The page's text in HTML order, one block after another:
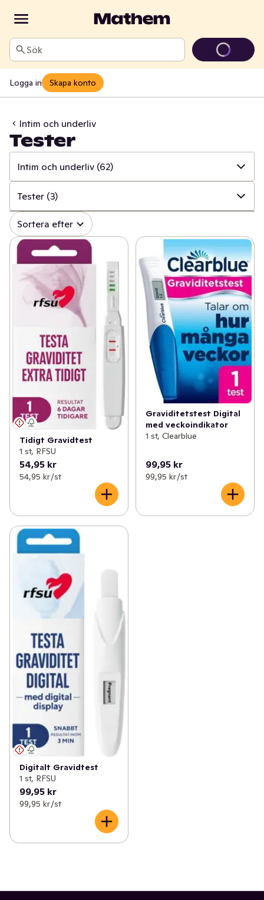
Sök
Logga in Skapa konto
Intim och underliv
Tester
Intim och underliv (62)
✓ Alla (843)
✓ Mun och tänder
✓ Sår, bett och stick
(15)
Sex och lust (2)
Händer och fötter (63)
Hudvård (163)
✓ Hårvård (169)
✓ Intim och underliv (62)
✓ Ansiktsvård (97)
✓ Kost och hälsa
✓ Förkylning
Vitaminer och kosttillskott
✓ Åldersgräns 18+ receptfria läkemedel
✓ Ögon och öron
Tester (3)
✓ Alla (62)
✓ Intimhygien och mensskydd
Rengöring (4)
Intimrakning (5)
Sortera efter
Tidigt Gravidtest
1 st, RFSU
54,95 kr
54,95 kr /st
Graviditetstest Digital
med veckoindikator
1 st, Clearblue
99,95 kr
99,95 kr /st
Digitalt Gravidtest
1 st, RFSU
99,95 kr
99,95 kr /st